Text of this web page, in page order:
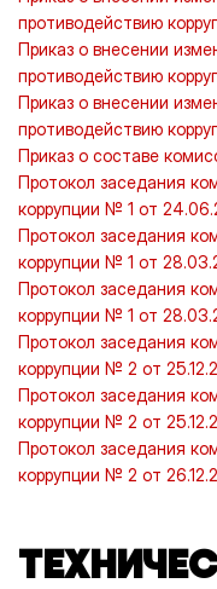
противодействию
Приказ о внесении
противодействию
Приказ о внесении
противодействию
Приказ о составе
Протокол заседания
коррупции № 1 от
Протокол заседания
коррупции № 1 от
Протокол заседания
коррупции № 1 от
Протокол заседания
коррупции № 2 от
Протокол заседания
коррупции № 2 от
Протокол заседания
коррупции № 2 от